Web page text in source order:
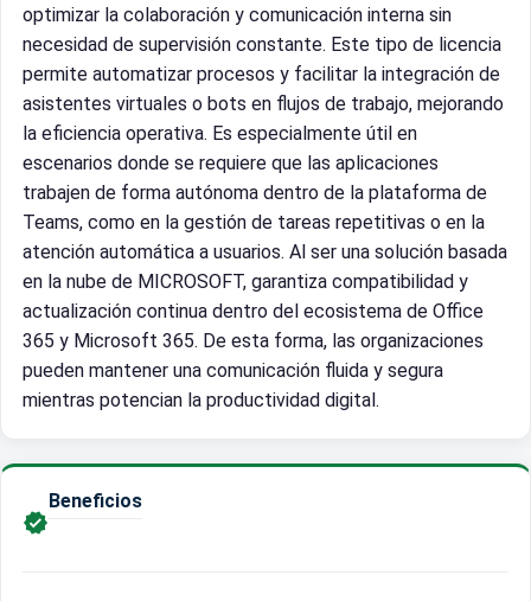
optimizar la colaboración y comunicación interna sin
necesidad de supervisión constante. Este tipo de licencia
permite automatizar procesos y facilitar la integración de
asistentes virtuales o bots en flujos de trabajo, mejorando
la eficiencia operativa. Es especialmente útil en
escenarios donde se requiere que las aplicaciones
trabajen de forma autónoma dentro de la plataforma de
Teams, como en la gestión de tareas repetitivas o en la
atención automática a usuarios. Al ser una solución basada
en la nube de MICROSOFT, garantiza compatibilidad y
actualización continua dentro del ecosistema de Office
365 y Microsoft 365. De esta forma, las organizaciones
pueden mantener una comunicación fluida y segura
mientras potencian la productividad digital.

Beneficios